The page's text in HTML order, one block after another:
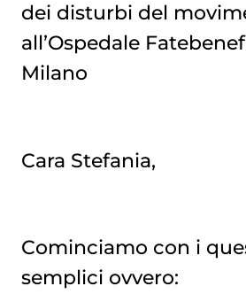
dei disturbi del
all’Ospedale
Milano
Cara Stefania,
Cominciamo con i
semplici ovvero: